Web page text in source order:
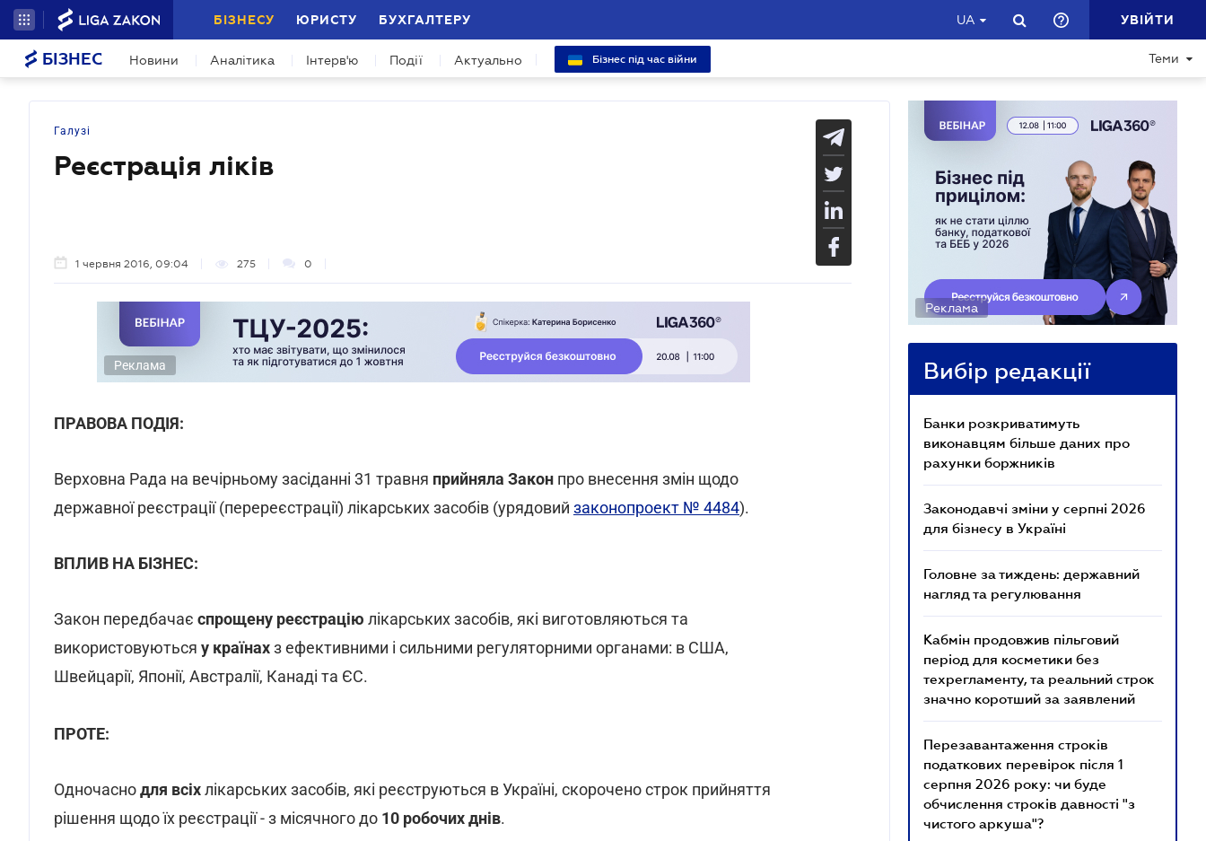
БІЗНЕСУ ЮРИСТУ БУХГАЛТЕРУ UA УВІЙТИ
БІЗНЕС Новини Аналітика Інтерв'ю Події Актуально Бізнес під час війни Теми
Галузі
Реєстрація ліків
1 червня 2016, 09:04 275 0
Реклама
ПРАВОВА ПОДІЯ:
Верховна Рада на вечірньому засіданні 31 травня прийняла Закон про внесення змін щодо
державної реєстрації (перереєстрації) лікарських засобів (урядовий законопроект № 4484).
ВПЛИВ НА БІЗНЕС:
Закон передбачає спрощену реєстрацію лікарських засобів, які виготовляються та
використовуються у країнахз ефективними і сильними регуляторними органами: в США,
Швейцарії, Японії, Австралії, Канаді та ЄС.
ПРОТЕ:
Одночаснодля всіхлікарських засобів, які реєструються в Україні, скорочено строк прийняття
рішення щодо їх реєстрації - з місячного до 10 робочих днів.
Реклама
Вибір редакції
Банки розкриватимуть
виконавцям більше даних про
рахунки боржників
Законодавчі зміни у серпні 2026
для бізнесу в Україні
Головне за тиждень: державний
нагляд та регулювання
Кабмін продовжив пільговий
період для косметики без
техрегламенту, та реальний строк
значно коротший за заявлений
Перезавантаження строків
податкових перевірок після 1
серпня 2026 року: чи буде
обчислення строків давності "з
чистого аркуша"?